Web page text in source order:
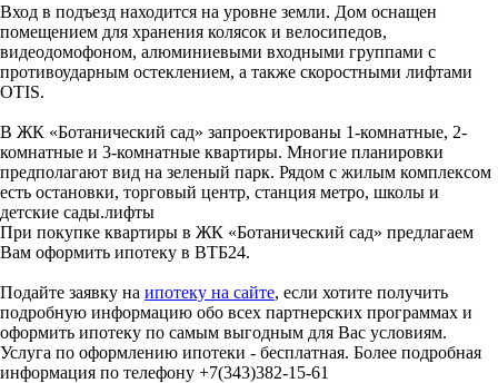
Вход в подъезд находится на уровне земли. Дом оснащен
помещением для хранения колясок и велосипедов,
видеодомофоном, алюминиевыми входными группами с
противоударным остеклением, а также скоростными лифтами
OTIS.
В ЖК «Ботанический сад» запроектированы 1-комнатные, 2-
комнатные и 3-комнатные квартиры. Многие планировки
предполагают вид на зеленый парк. Рядом с жилым комплексом
есть остановки, торговый центр, станция метро, школы и
детские сады.лифты
При покупке квартиры в ЖК «Ботанический сад» предлагаем
Вам оформить ипотеку в ВТБ24.
Подайте заявку на ипотеку на сайте, если хотите получить
подробную информацию обо всех партнерских программах и
оформить ипотеку по самым выгодным для Вас условиям.
Услуга по оформлению ипотеки - бесплатная. Более подробная
информация по телефону +7(343)382-15-61